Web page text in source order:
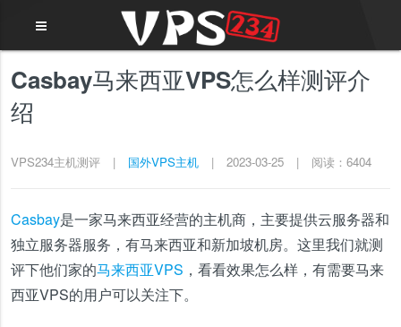
Casbay马来西亚VPS怎么样测评介
绍
VPS234主机测评 | 国外VPS主机 | 2023-03-25 | 阅读：6404
Casbay是一家马来西亚经营的主机商，主要提供云服务器和
独立服务器服务，有马来西亚和新加坡机房。这里我们就测
评下他们家的马来西亚VPS ，看看效果怎么样，有需要马来
西亚VPS的用户可以关注下。